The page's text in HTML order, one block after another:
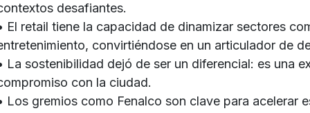
desafiantes.
El retail tiene la capacidad de dinamizar sectores
convirtiéndose en un articulador de
La sostenibilidad dejó de ser un diferencial: es una
con la ciudad.
Los gremios como Fenalco son clave para acelerar